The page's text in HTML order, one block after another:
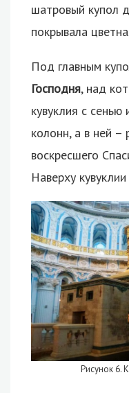
шатровый купол
покрывала
Под главным
Господня, над
кувуклия с сенью
колонн, а в ней –
воскресшего
Наверху
Рисунок 6.